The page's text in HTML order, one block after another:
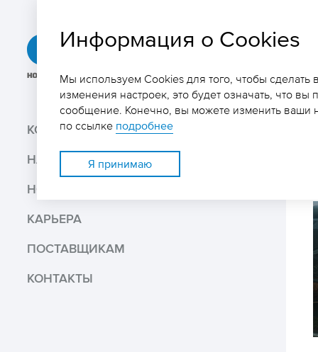
ГРК
КОМПАНИЯ
НАШ БИЗНЕС
НОВОСТИ И МЕДИА
КАРЬЕРА
ПОСТАВЩИКАМ
КОНТАКТЫ
Поиск
Поделиться
Распечатать
Информация о Cookies
Мы используем Cookies для того, чтобы
изменения настроек, это будет означать, что
сообщение. Конечно, вы можете изменить ваши
по ссылке подробнее
Я принимаю